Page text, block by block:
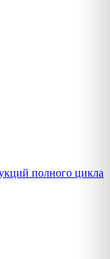
полного цикла